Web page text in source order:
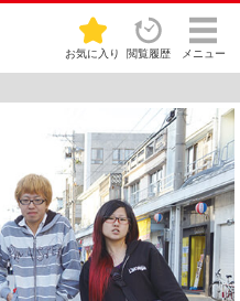
お気に入り 閲覧履歴 メニュー